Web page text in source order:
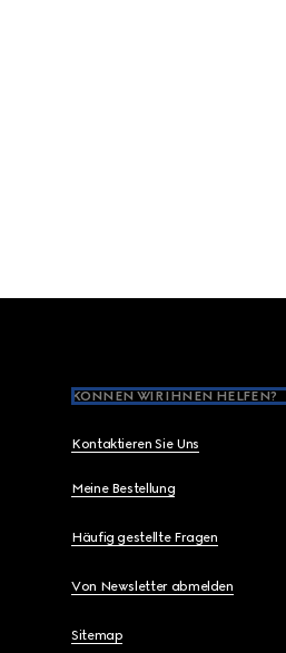
KÖNNEN WIR IHNEN HELFEN?
Kontaktieren Sie Uns
Meine Bestellung
Häufig gestellte Fragen
Von Newsletter abmelden
Sitemap